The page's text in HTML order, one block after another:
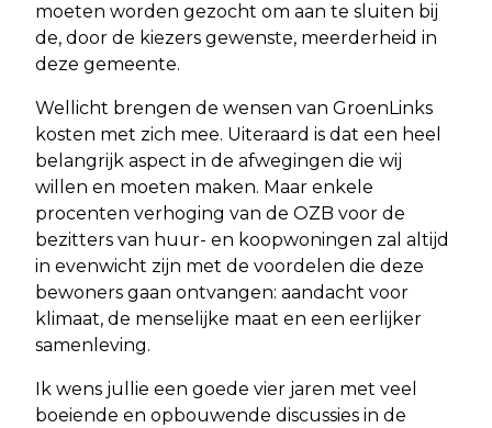
moeten worden gezocht om aan te sluiten bij
de, door de kiezers gewenste, meerderheid in
deze gemeente.
Wellicht brengen de wensen van GroenLinks
kosten met zich mee. Uiteraard is dat een heel
belangrijk aspect in de afwegingen die wij
willen en moeten maken. Maar enkele
procenten verhoging van de OZB voor de
bezitters van huur- en koopwoningen zal altijd
in evenwicht zijn met de voordelen die deze
bewoners gaan ontvangen: aandacht voor
klimaat, de menselijke maat en een eerlijker
samenleving.
Ik wens jullie een goede vier jaren met veel
boeiende en opbouwende discussies in de